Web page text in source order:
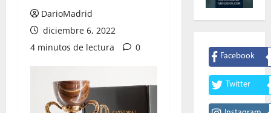
DarioMadrid
diciembre 6, 2022
4 minutos de lectura
0
Facebook
Twitter